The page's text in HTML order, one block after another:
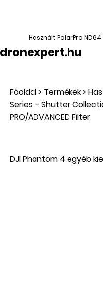
dronexpert.hu
Főoldal> Termékek>
Series – Shutter
PRO/ADVANCED Filter
DJI Phantom 4 egyéb